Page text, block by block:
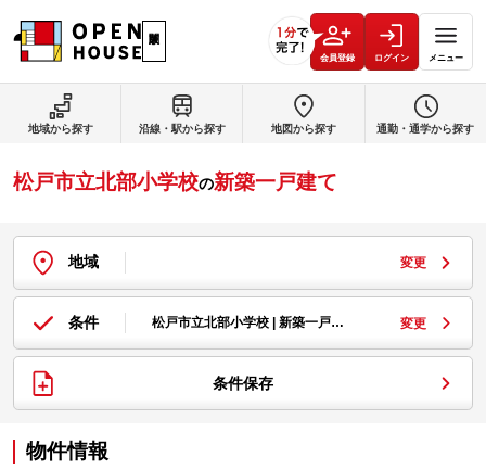
会員登録 ログイン メニュー
松戸市立北部小学校の新築一戸建て
地域 変更
条件 松戸市立北部小学校 | 新築一戸… 変更
条件保存
物件情報
地域から探す 沿線・駅から探す 地図から探す 通勤・通学から探す